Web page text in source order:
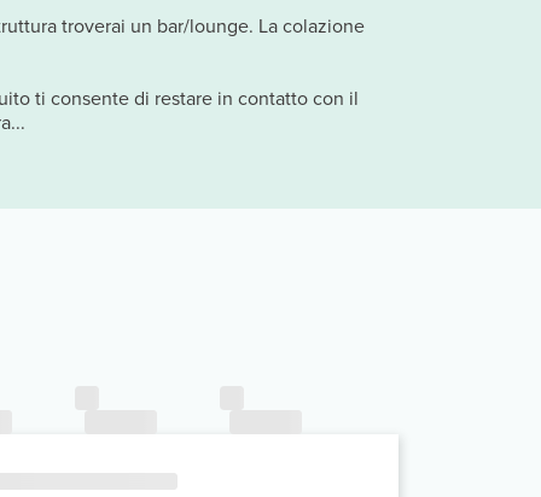
troverai un bar/lounge. La colazione
ti consente di restare in contatto con il